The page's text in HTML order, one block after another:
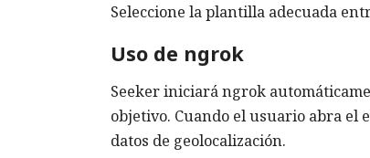
Seleccione la plantilla adecuada
Uso de ngrok
Seeker iniciará ngrok
objetivo. Cuando el usuario abra el
datos de geolocalización.